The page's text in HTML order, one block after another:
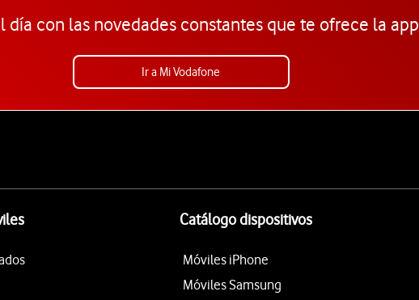
día con las novedades constantes que te ofrece la app
Ir a Mi Vodafone
Catálogo dispositivos
Móviles iPhone
Móviles Samsung